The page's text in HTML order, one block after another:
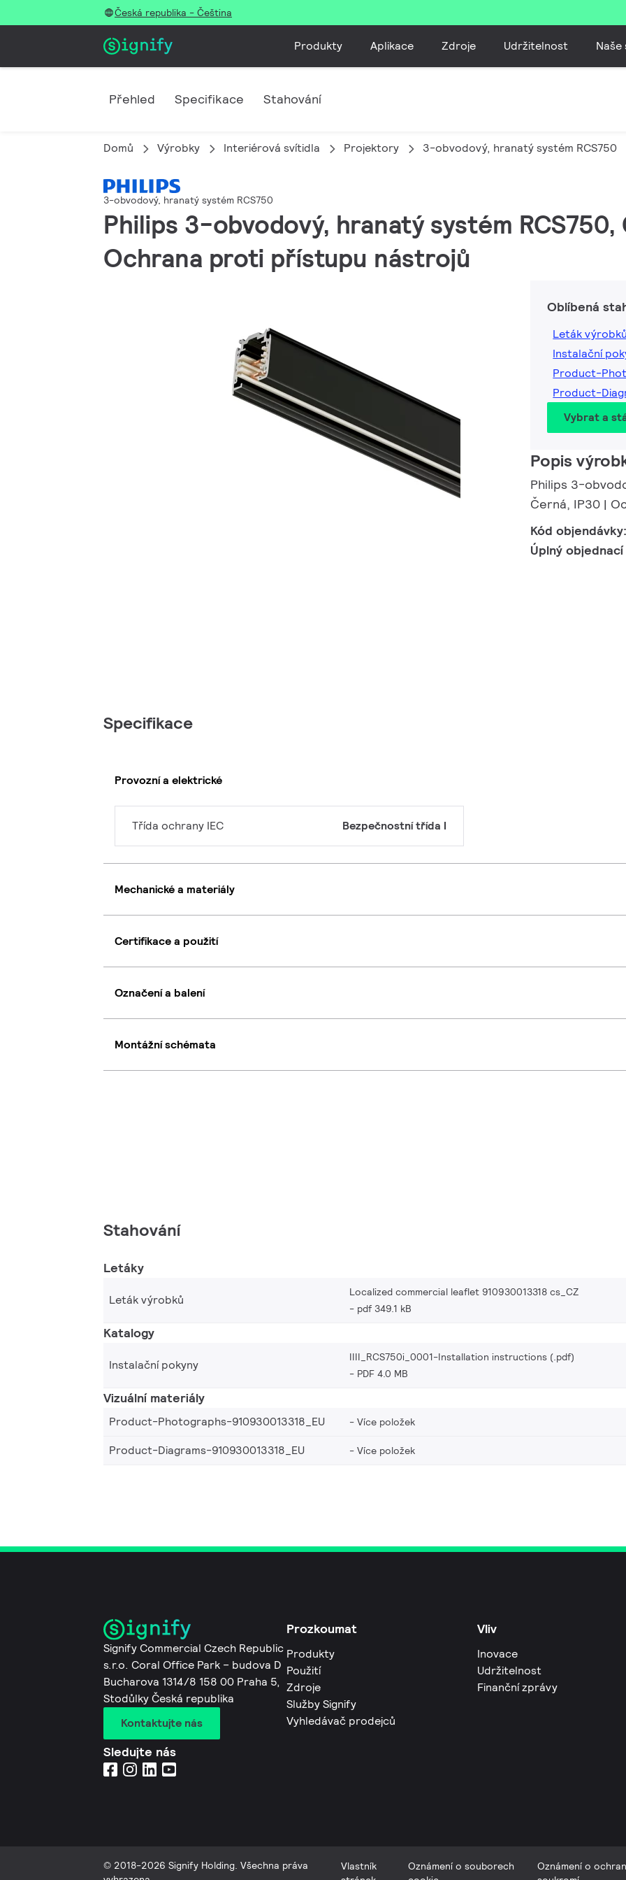
Česká republika - Čeština
Produkty Aplikace Zdroje Udržitelnost
Přehled Specifikace Stahování
Domů Výrobky Interiérová svítidla Projektory 3-obvodový, hranatý systém RCS750
3-obvodový, hranatý systém RCS750
Philips 3-obvodový, hranatý systém RCS750,
Ochrana proti přístupu nástrojů
Oblíbená
Leták výrobků
Instalační
Product-
Product-
Vybrat a
Popis
Philips 3-
Černá, IP30 |
Kód objendávky:
Úplný
Specifikace
Provozní a elektrické
Třída ochrany IEC Bezpečnostní třída I
Mechanické a materiály
Certifikace a použití
Označení a balení
Montážní schémata
Stahování
Letáky
Leták výrobků
Localized commercial leaflet 910930013318 cs_CZ
pdf 349.1 kB
Katalogy
Instalační pokyny
IIII_RCS750i_0001-Installation instructions (.pdf)
PDF 4.0 MB
Vizuální materiály
Product-Photographs-910930013318_EU Více položek
Product-Diagrams-910930013318_EU
Více položek
Signify Commercial Czech Republic
s.r.o. Coral Office Park – budova D
Bucharova 1314/8 158 00 Praha 5,
Stodůlky Česká republika
Kontaktujte nás
Sledujte nás
Prozkoumat
Produkty
Použití
Zdroje
Služby Signify
Vyhledávač prodejců
Vliv
Inovace
Udržitelnost
Finanční zprávy
© 2018-2026 Signify Holding. Všechna práva
Vlastník
Oznámení o souborech
Oznámení o